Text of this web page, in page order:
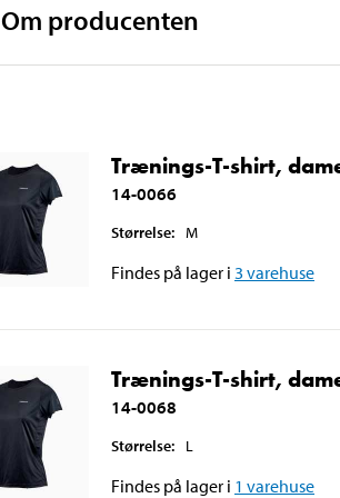
Om producenten
Trænings-T-shirt,
14-0066
Størrelse: M
Findes på lager i 3 varehuse
Trænings-T-shirt,
14-0068
Størrelse: L
Findes på lager i 1 varehuse